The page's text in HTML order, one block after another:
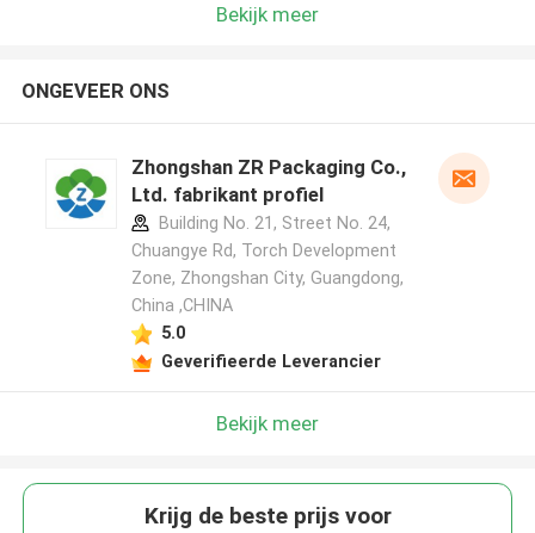
Bekijk meer
ONGEVEER ONS
Zhongshan ZR Packaging Co.,
Ltd. fabrikant profiel
Building No. 21, Street No. 24,
Chuangye Rd, Torch Development
Zone, Zhongshan City, Guangdong,
China ,CHINA
5.0
Geverifieerde Leverancier
Bekijk meer
Krijg de beste prijs voor